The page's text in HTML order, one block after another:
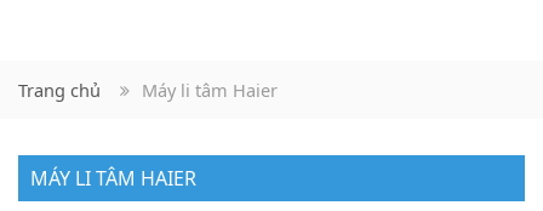
Trang chủ Máy li tâm Haier
MÁY LI TÂM HAIER